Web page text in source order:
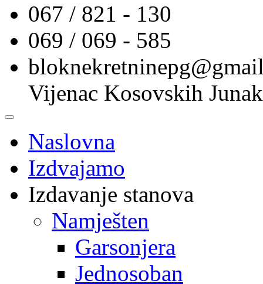
067 / 821 - 130
069 / 069 - 585
Vijenac Kosovskih
Naslovna
Izdvajamo
Izdavanje stanova
Namješten
Garsonjera
Jednosoban